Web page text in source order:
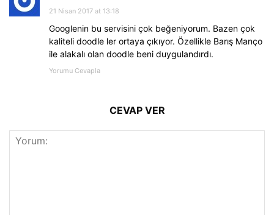
21 Nisan 2017 at 13:18
Googlenin bu servisini çok beğeniyorum. Bazen çok
kaliteli doodle ler ortaya çıkıyor. Özellikle Barış Manço
ile alakalı olan doodle beni duygulandırdı.
Yorumu Cevapla
CEVAP VER